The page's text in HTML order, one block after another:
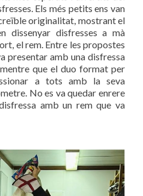
Els més petits ens van
originalitat, mostrant el
dissenyar disfresses a mà
el rem. Entre les propostes
presentar amb una disfressa
que el duo format per
a tots amb la seva
No es va quedar enrere
amb un rem que va